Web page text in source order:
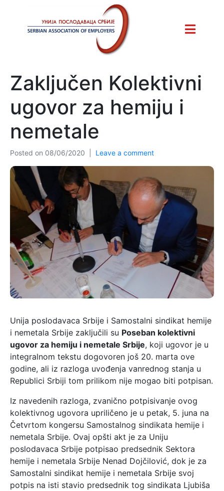
Zaključen Kolektivni
ugovor za hemiju i
nemetale
Posted on 08/06/2020 Leave a comment
Unija poslodavaca Srbije i Samostalni sindikat hemije
i nemetala Srbije zaključili su Poseban kolektivni
ugovor za hemiju i nemetale Srbije, koji ugovor je u
integralnom tekstu dogovoren još 20. marta ove
godine, ali iz razloga uvođenja vanrednog stanja u
Republici Srbiji tom prilikom nije mogao biti potpisan.
Iz navedenih razloga, zvanično potpisivanje ovog
kolektivnog ugovora upriličeno je u petak, 5. juna na
Četvrtom kongersu Samostalnog sindikata hemije i
nemetala Srbije. Ovaj opšti akt je za Uniju
poslodavaca Srbije potpisao predsednik Sektora
hemije i nemetala Srbije Nenad Dojčilović, dok je za
Samostalni sindikat hemije i nemetala Srbije svoj
potpis na isti stavio predsednik tog sindikata Ljubiša